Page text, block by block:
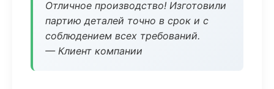
Отличное производство! Изготовили
партию деталей точно в срок и с
соблюдением всех требований.
— Клиент компании